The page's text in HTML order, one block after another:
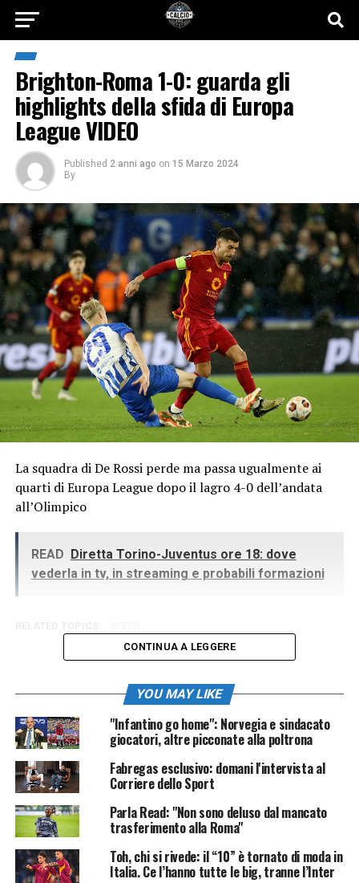
Brighton-Roma 1-0: guarda gli
highlights della sfida di Europa
League VIDEO
Published 2 anni ago on 15 Marzo 2024
By
La squadra di De Rossi perde ma passa ugualmente ai
quarti di Europa League dopo il lagro 4-0 dell’andata
all’Olimpico
READ Diretta Torino-Juventus ore 18: dove
vederla in tv, in streaming e probabili formazioni
CONTINUA A LEGGERE
YOU MAY LIKE
"Infantino go home": Norvegia e sindacato
giocatori, altre picconate alla poltrona
Fabregas esclusivo: domani l'intervista al
Corriere dello Sport
Parla Read: "Non sono deluso dal mancato
trasferimento alla Roma"
Toh, chi si rivede: il “10” è tornato di moda in
Italia. Ce l’hanno tutte le big, tranne l’Inter